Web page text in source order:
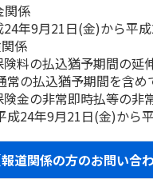
係
月21日(金)から平成
係
払込猶予期間の延
猶予期間を含めて、
非常即時払等の非
月21日(金)から平成
報道関係の方のお問い合